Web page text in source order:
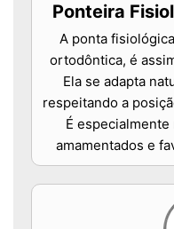
Ponteira
A ponta
ortodôntica, é
Ela se adapta
respeitando a
É
amamentados e